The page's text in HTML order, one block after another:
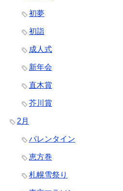
初夢
初詣
成人式
新年会
直木賞
芥川賞
2月
バレンタイン
恵方巻
札幌雪祭り